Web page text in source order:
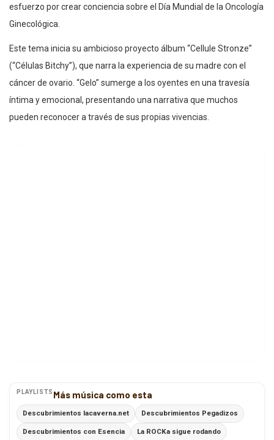
esfuerzo por crear conciencia sobre el Día Mundial de la Oncología
Ginecológica.
Este tema inicia su ambicioso proyecto álbum “Cellule Stronze”
(“Células Bitchy”), que narra la experiencia de su madre con el
cáncer de ovario. “Gelo” sumerge a los oyentes en una travesía
íntima y emocional, presentando una narrativa que muchos
pueden reconocer a través de sus propias vivencias.
PLAYLISTS Más música como esta
Descubrimientos lacaverna.net Descubrimientos Pegadizos
Descubrimientos con Esencia La ROCKa sigue rodando